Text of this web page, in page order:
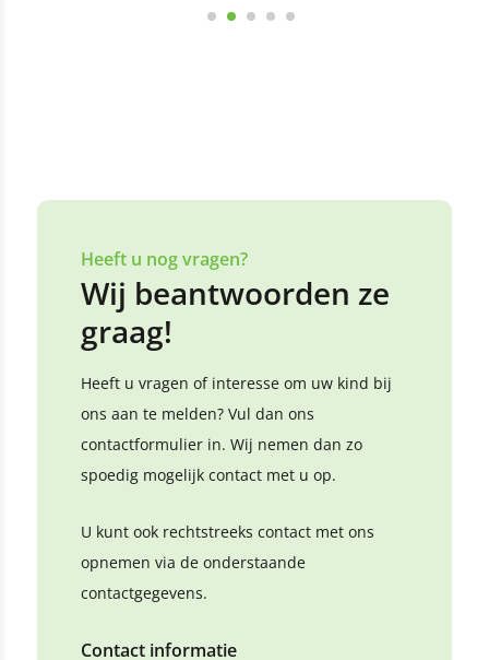
Heeft u nog vragen?
Wij beantwoorden ze
graag!
Heeft u vragen of interesse om uw kind bij
ons aan te melden? Vul dan ons
contactformulier in. Wij nemen dan zo
spoedig mogelijk contact met u op.
U kunt ook rechtstreeks contact met ons
opnemen via de onderstaande
contactgegevens.
Contact informatie